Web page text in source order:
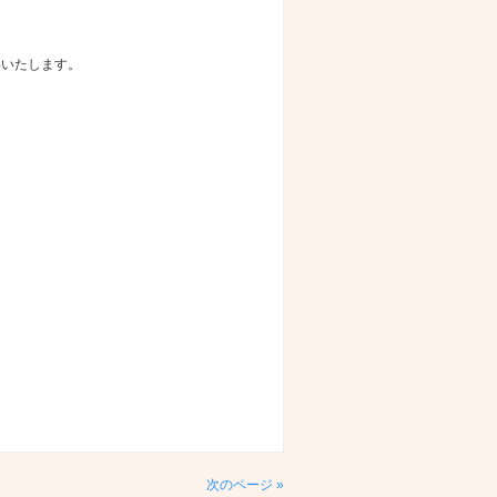
たします。
次のページ »